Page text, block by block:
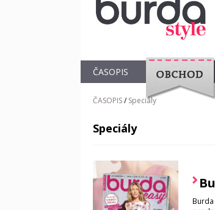
ČASOPIS
OBCHOD
ČASOPIS/ Speciály
Speciály
Burda